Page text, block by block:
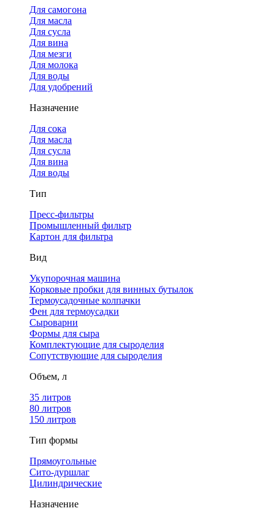
Для самогона
Для масла
Для сусла
Для вина
Для мезги
Для молока
Для воды
Для удобрений
Назначение
Для сока
Для масла
Для сусла
Для вина
Для воды
Тип
Пресс-фильтры
Промышленный фильтр
Картон для фильтра
Вид
Укупорочная машина
Корковые пробки для винных бутылок
Термоусадочные колпачки
Фен для термоусадки
Сыроварни
Формы для сыра
Комплектующие для сыроделия
Сопутствующие для сыроделия
Объем, л
35 литров
80 литров
150 литров
Тип формы
Прямоугольные
Сито-дуршлаг
Цилиндрические
Назначение